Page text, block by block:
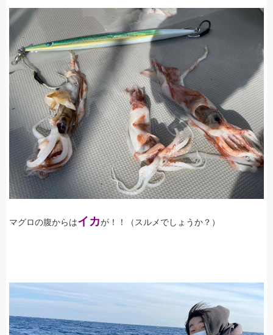
マグロの腹からはイカが！！（スルメでしょうか？）